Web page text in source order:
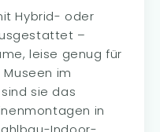
Hybrid- oder
–
leise genug für
im
sie das
in